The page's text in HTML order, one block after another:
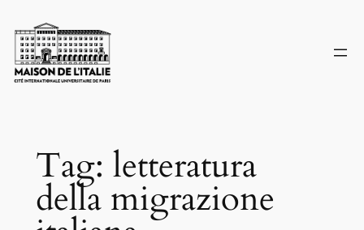
to
content
Tag: letteratura
della migrazione